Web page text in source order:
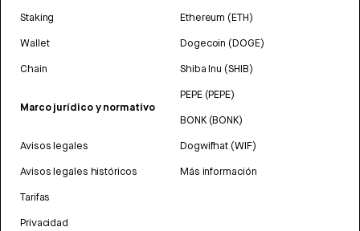
Staking
Wallet
Chain
Marco jurídico y normativo
Avisos legales
Avisos legales históricos
Tarifas
Privacidad
Ethereum (ETH)
Dogecoin (DOGE)
Shiba Inu (SHIB)
PEPE (PEPE)
BONK (BONK)
Dogwifhat (WIF)
Más información